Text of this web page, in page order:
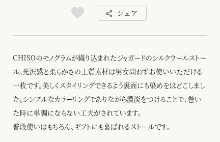
シェア
CHISOのモノグラムが織り込まれたジャガードのシルクウールストー
ル。光沢感と柔らかさの上質素材は男女問わずお使いいただける
一枚です。美しくスタイリングできるよう裏面にも染めをほどこしまし
た。シンプルなカラーリングでありながら濃淡をつけることで、巻い
た時に単調にならない工夫がされています。
普段使いはもちろん、ギフトにも喜ばれるストールです。